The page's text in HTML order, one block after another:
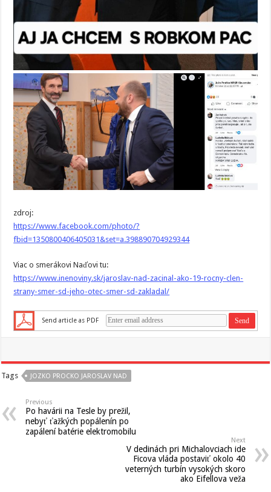
zdroj:
https://www.facebook.com/photo/?
fbid=1350800406405031&set=a.398890704929344
Viac o smerákovi Naďovi tu:
https://www.inenoviny.sk/jaroslav-nad-zacinal-ako-19-rocny-clen-
strany-smer-sd-jeho-otec-smer-sd-zakladal/
Send article as PDF
Tags JOZKO PROCKO JAROSLAV NAD
Previous
Po havárii na Tesle by prežil,
nebyť ťažkých popálenín po
zapálení batérie elektromobilu
Next
V dedinách pri Michalovciach ide
Ficova vláda postaviť okolo 40
veterných turbín vysokých skoro
ako Eifellova veža